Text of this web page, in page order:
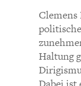
Unser
Clemens
Haltung
Richtlinien